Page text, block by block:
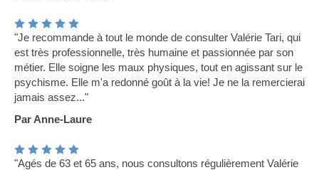
"Je recommande à tout le monde de consulter Valérie Tari, qui
est très professionnelle, très humaine et passionnée par son
métier. Elle soigne les maux physiques, tout en agissant sur le
psychisme. Elle m'a redonné goût à la vie! Je ne la remercierai
jamais assez..."
Par Anne-Laure
"Agés de 63 et 65 ans, nous consultons régulièrement Valérie